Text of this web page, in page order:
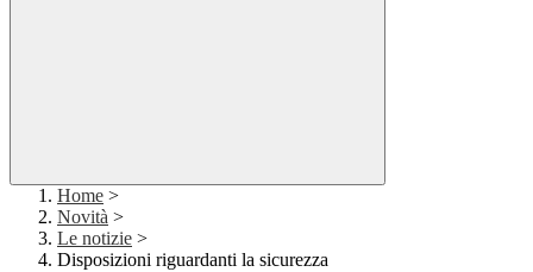
Home >
Novità >
Le notizie >
Disposizioni riguardanti la sicurezza